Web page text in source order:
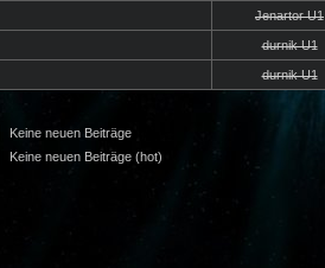
Jenartor U1
durnik U1
durnik U1
Keine neuen Beiträge
Keine neuen Beiträge (hot)